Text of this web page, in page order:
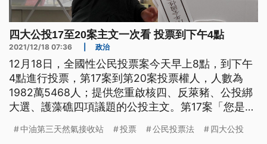
四大公投17至20案主文一次看 投票到下午4點
2021/12/18 07:36 政治
12月18日，全國性公民投票案今天早上8點，到下午
4點進行投票，第17案到第20案投票權人，人數為
1982萬5468人；提供您重啟核四、反萊豬、公投綁
大選、護藻礁四項議題的公投主文。第17案「您是否
應全面禁止進口含有萊克多巴胺之乙型受體素豬隻之
中油第三天然氣接收站 投票 公民投票法 四大公投